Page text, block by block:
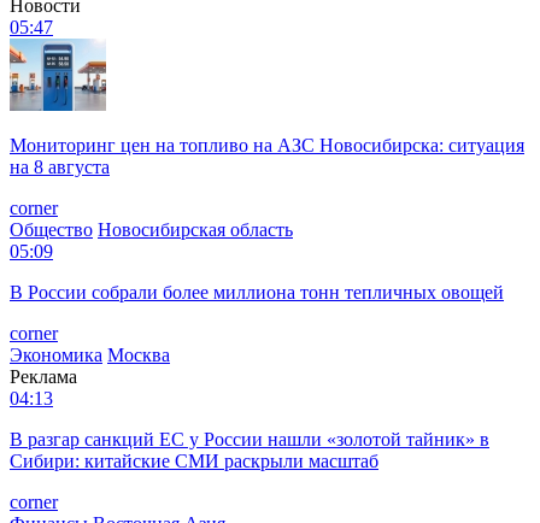
Новости
05:47
Мониторинг цен на топливо на АЗС Новосибирска: ситуация
на 8 августа
corner
Общество Новосибирская область
05:09
В России собрали более миллиона тонн тепличных овощей
corner
Экономика Москва
Реклама
04:13
В разгар санкций ЕС у России нашли «золотой тайник» в
Сибири: китайские СМИ раскрыли масштаб
corner